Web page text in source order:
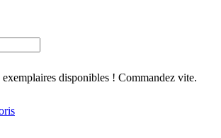
10
exemplaires disponibles ! Commandez vite.